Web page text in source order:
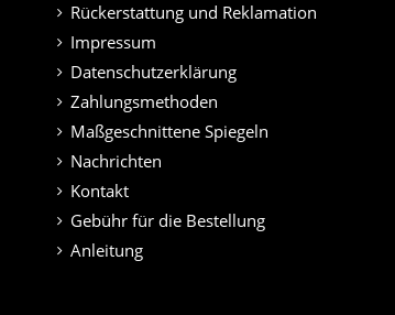
Rückerstattung und Reklamation
Impressum
Datenschutzerklärung
Zahlungsmethoden
Maßgeschnittene Spiegeln
Nachrichten
Kontakt
Gebühr für die Bestellung
Anleitung